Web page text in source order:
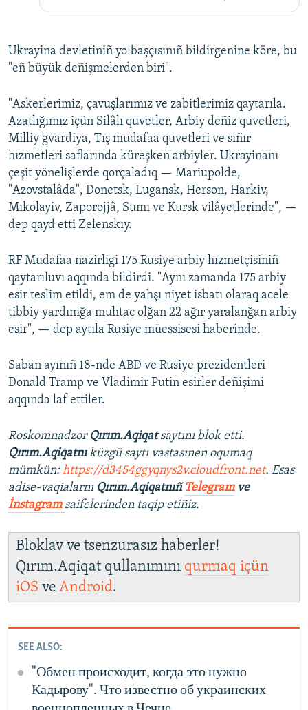
Ukrayina devletiniñ yolbaşçısınıñ bildirgenine köre, bu
"eñ büyük deñişmelerden biri".
"Askerlerimiz, çavuşlarımız ve zabitlerimiz qaytarıla.
Azatlığımız içün Silâlı quvetler, Arbiy deñiz quvetleri,
Milliy gvardiya, Tış mudafaa quvetleri ve sıñır
hızmetleri saflarında küreşken arbiyler. Ukrayinanı
çeşit yönelişlerde qorçaladıq — Mariupolde,
"Azovstalâda", Donetsk, Lugansk, Herson, Harkiv,
Mıkolayiv, Zaporojjâ, Sumı ve Kursk vilâyetlerinde", —
dep qayd etti Zelenskıy.
RF Mudafaa nazirligi 175 Rusiye arbiy hızmetçisiniñ
qaytarıluvı aqqında bildirdi. "Aynı zamanda 175 arbiy
esir teslim etildi, em de yahşı niyet isbatı olaraq acele
tibbiy yardımğa muhtac olğan 22 ağır yaralanğan arbiy
esir", — dep aytıla Rusiye müessisesi haberinde.
Saban ayınıñ 18-nde ABD ve Rusiye prezidentleri
Donald Tramp ve Vladimir Putin esirler deñişimi
aqqında laf ettiler.
Roskomnadzor Qırım.Aqiqatsaytını blok etti.
Qırım.Aqiqatnıküzgü saytı vastasınen oqumaq
mümkün:https://d3454ggyqnys2v.cloudfront.net. Esas
adise-vaqialarnı Qırım.Aqiqatnıñ Telegramve
İnstagram saifelerinden taqip etiñiz.
Bloklav ve tsenzurasız haberler!
Qırım.Aqiqat qullanımını qurmaq içün
iOS ve Android.
SEE ALSO:
"Обмен происходит, когда это нужно
Кадырову". Что известно об украинских